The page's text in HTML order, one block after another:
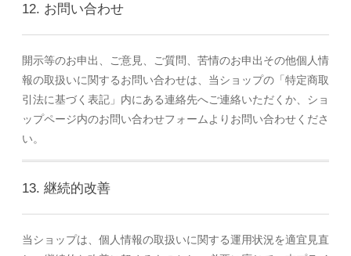
12. お問い合わせ
開示等のお申出、ご意見、ご質問、苦情のお申出その他個人情
報の取扱いに関するお問い合わせは、当ショップの「特定商取
引法に基づく表記」内にある連絡先へご連絡いただくか、ショ
ップページ内のお問い合わせフォームよりお問い合わせくださ
い。
13. 継続的改善
当ショップは、個人情報の取扱いに関する運用状況を適宜見直